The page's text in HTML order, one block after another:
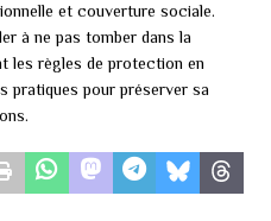
et couverture sociale.
à ne pas tomber dans la
les règles de protection en
pratiques pour préserver sa